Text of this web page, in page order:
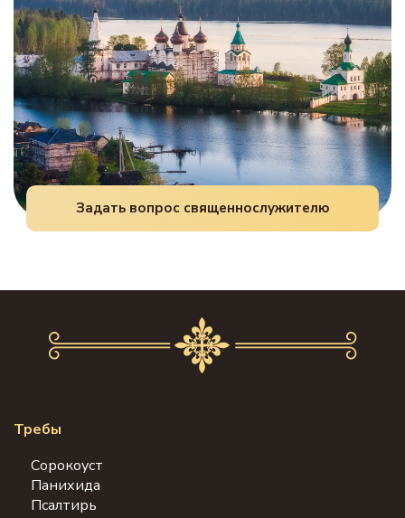
Задать вопрос священнослужителю
Требы
Сорокоуст
Панихида
Псалтирь